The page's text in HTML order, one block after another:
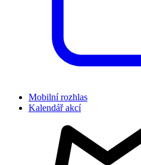
Mobilní rozhlas
Kalendář akcí